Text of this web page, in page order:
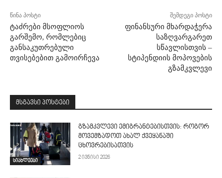
წინა პოსტი
ტაძრები მსოფლიოს
გარშემო, რომლებიც
განსაკუთრებული
თვისებებით გამოირჩევა
შემდეგი პოსტი
ფინანსური მხარდაჭერა
საზღვარგარეთ
სწავლისთვის –
სტიპენდიის მოპოვების
გზამკვლევი
მსგავსი პოსტები
სიახლეები
გზამკვლევი ემიგრანტებისთვის: როგორ
მოვემზადოთ ახალ ქვეყანაში
ცხოვრებისათვის
2 ივნისი 2026